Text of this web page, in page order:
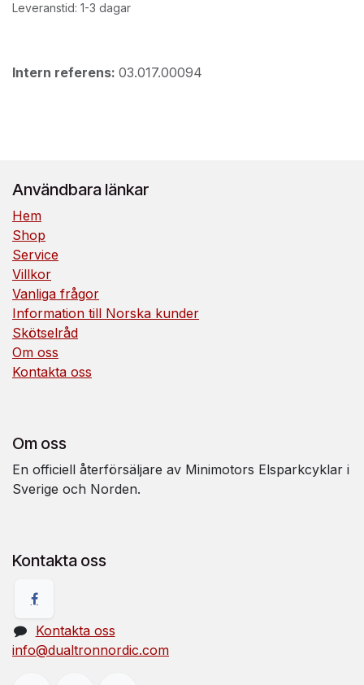
Leveranstid: 1-3 dagar
Intern referens: 03.017.00094
Användbara länkar
Hem
Shop
Service
Villkor
Vanliga frågor
Information till Norska kunder
Skötselråd
Om oss
Kontakta oss
Om oss
En officiell återförsäljare av Minimotors Elsparkcyklar i
Sverige och Norden.
Kontakta oss
Kontakta oss
info@dualtronnordic.com